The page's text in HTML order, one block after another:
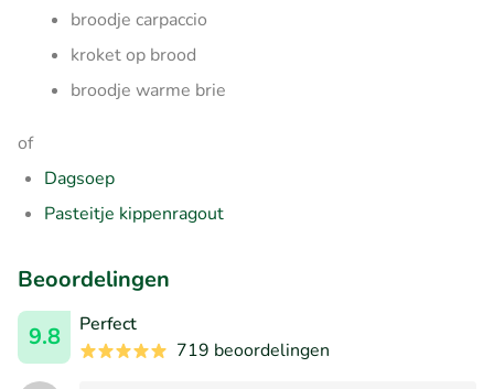
broodje carpaccio
kroket op brood
broodje warme brie
of
Dagsoep
Pasteitje kippenragout
Beoordelingen
9.8
Perfect
719 beoordelingen